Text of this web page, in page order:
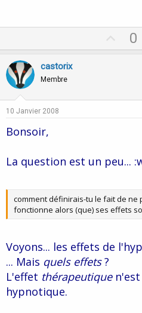
p
0
castorix
Membre
10 Janvier 2008
Bonsoir,
La question est un peu...
comment définirais-tu le fait de ne
fonctionne alors (que) ses effets
Voyons... les effets de
... Mais quels effets?
L'effet thérapeutique
hypnotique.